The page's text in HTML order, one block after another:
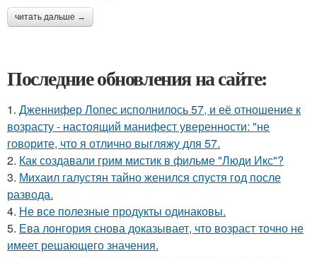
читать дальше →
Последние обновления на сайте:
1. Дженнифер Лопес исполнилось 57, и её отношение к
возрасту - настоящий манифест уверенности: "не
говорите, что я отлично выгляжу для 57.
2. Как создавали грим мистик в фильме "Люди Икс"?
3. Михаил галустян тайно женился спустя год после
развода.
4. Не все полезные продукты одинаковы.
5. Ева лонгория снова доказывает, что возраст точно не
имеет решающего значения.